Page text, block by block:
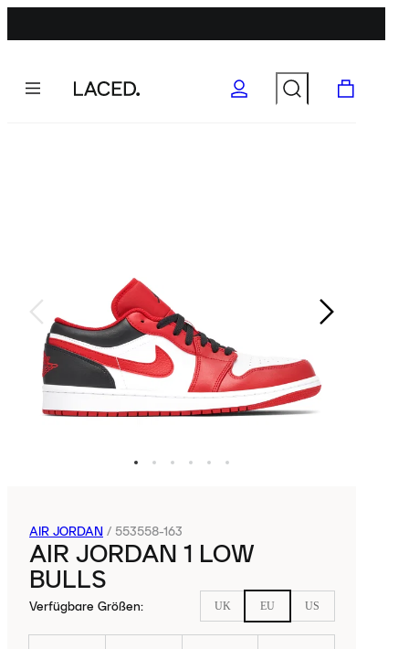
AIR JORDAN / 553558-163
AIR JORDAN 1 LOW
BULLS
Verfügbare Größen: UK EU US